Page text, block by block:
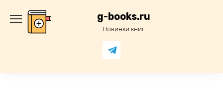
содержанию
g-books.ru
Новинки книг